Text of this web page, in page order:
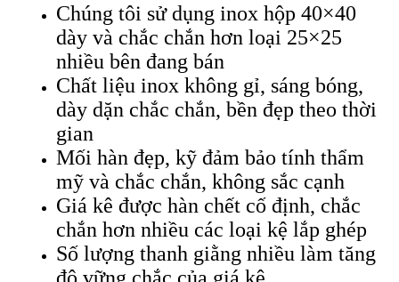
Chúng tôi sử dụng inox hộp 40×40
dày và chắc chắn hơn loại 25×25
nhiều bên đang bán
Chất liệu inox không gỉ, sáng bóng,
dày dặn chắc chắn, bền đẹp theo thời
gian
Mối hàn đẹp, kỹ đảm bảo tính thẩm
mỹ và chắc chắn, không sắc cạnh
Giá kê được hàn chết cố định, chắc
chắn hơn nhiều các loại kệ lắp ghép
Số lượng thanh giằng nhiều làm tăng
độ vững chắc của giá kê